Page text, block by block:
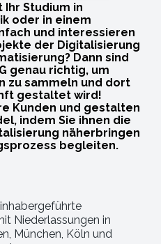
Studium in
oder in einem
und interessieren
der Digitalisierung
Dann sind
genau richtig, um
zu sammeln und dort
gestaltet wird!
Kunden und gestalten
indem Sie ihnen die
näherbringen
begleiten.
Niederlassungen in
München, Köln und